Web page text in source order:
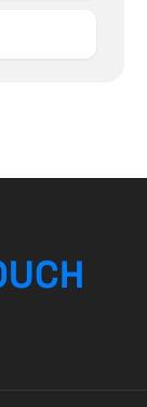
UCH